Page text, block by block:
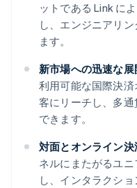
ットである Link に
し、エンジニアリ
ます。
新市場への迅速な展
利用可能な国際決
客にリーチし、多
できます。
対面とオンライン決
ネルにまたがるユ
し、インタラクシ